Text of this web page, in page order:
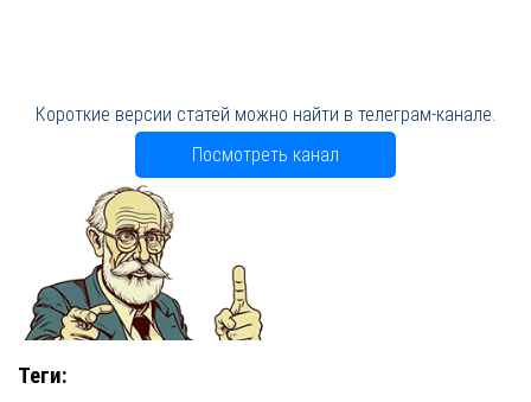
Короткие версии статей можно найти в телеграм-канале.
Посмотреть канал
Теги: